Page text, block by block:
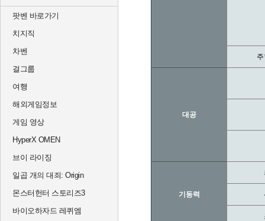
팟벤 바로가기
치지직
차벤
걸그룹
여행
해외게임정보
게임 영상
HyperX OMEN
브이 라이징
일곱 개의 대죄: Origin
몬스터헌터 스토리즈3
바이오하자드 레퀴엠
대공
기동력